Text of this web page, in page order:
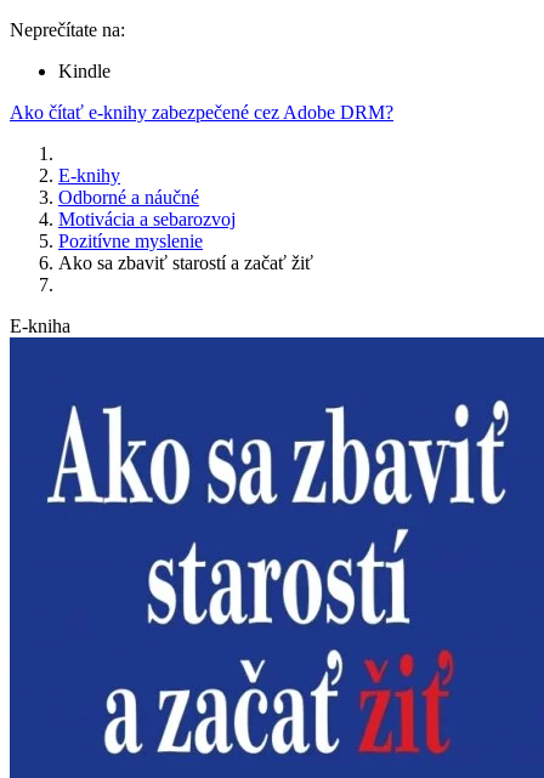
Neprečítate na:
Kindle
Ako čítať e-knihy zabezpečené cez Adobe DRM?
E-knihy
Odborné a náučné
Motivácia a sebarozvoj
Pozitívne myslenie
Ako sa zbaviť starostí a začať žiť
E-kniha